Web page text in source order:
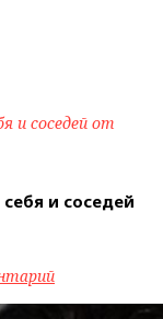
и соседей от
и соседей